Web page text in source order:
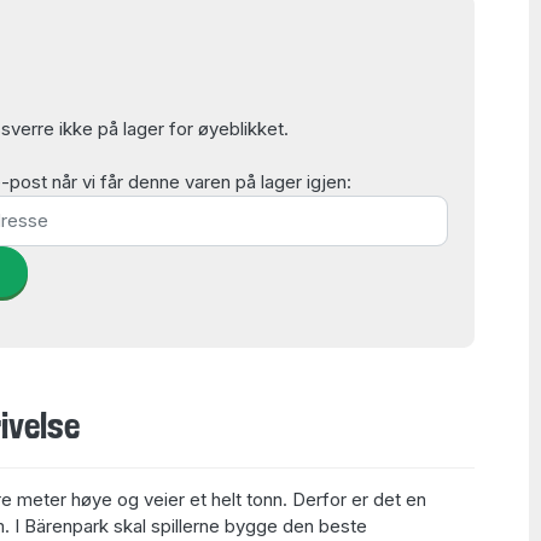
ikke på lager for øyeblikket.
når vi får denne varen på lager igjen:
meter høye og veier et helt tonn. Derfor er det en
I Bärenpark skal spillerne bygge den beste